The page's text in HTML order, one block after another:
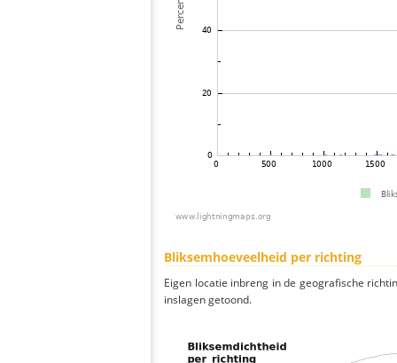
Bliksemhoeveelheid per richting
Eigen locatie inbreng in de geografische
inslagen getoond.